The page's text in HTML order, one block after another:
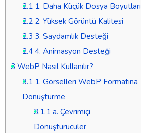
2.11. Daha Küçük Dosya Boyutları
2.22. Yüksek Görüntü Kalitesi
2.3 3. Saydamlık Desteği
2.44. Animasyon Desteği
3 WebP Nasıl Kullanılır?
3.11. Görselleri WebP Formatına
Dönüştürme
3.1.1a. Çevrimiçi
Dönüştürücüler